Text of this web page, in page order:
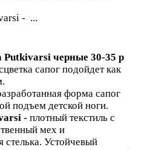
- ...
Putkivarsi черные 30-35 р
сапог подойдет как
форма сапог
подъем детской ноги.
- плотный текстиль с
мех и
Устойчевый